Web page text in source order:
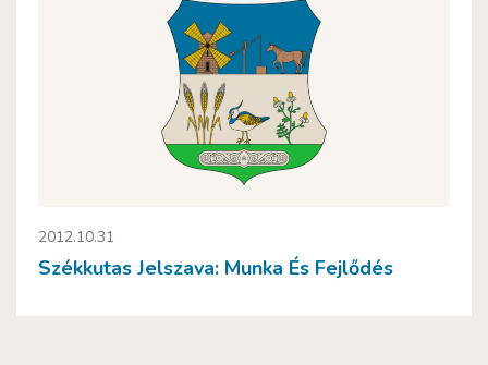
2012.10.31
Székkutas Jelszava: Munka És Fejlődés